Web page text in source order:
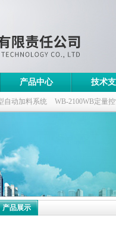
产品中心 技术
自动加料系统 WB-2100WB定量
制仪
产品展示